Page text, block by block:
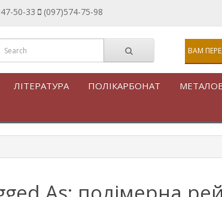
50-33 (097)574-75-98
ВАМ
ЛІТЕРАТУРА ПОЛІКАРБОНАТ